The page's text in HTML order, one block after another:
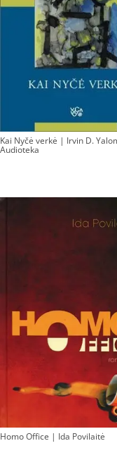
Kai Nyčė verkė | Irvin D.
Audioteka
Homo Office | Ida Povilaitė